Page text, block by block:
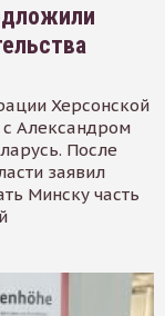
Херсонской
с Александром
После
заявил
Минску часть